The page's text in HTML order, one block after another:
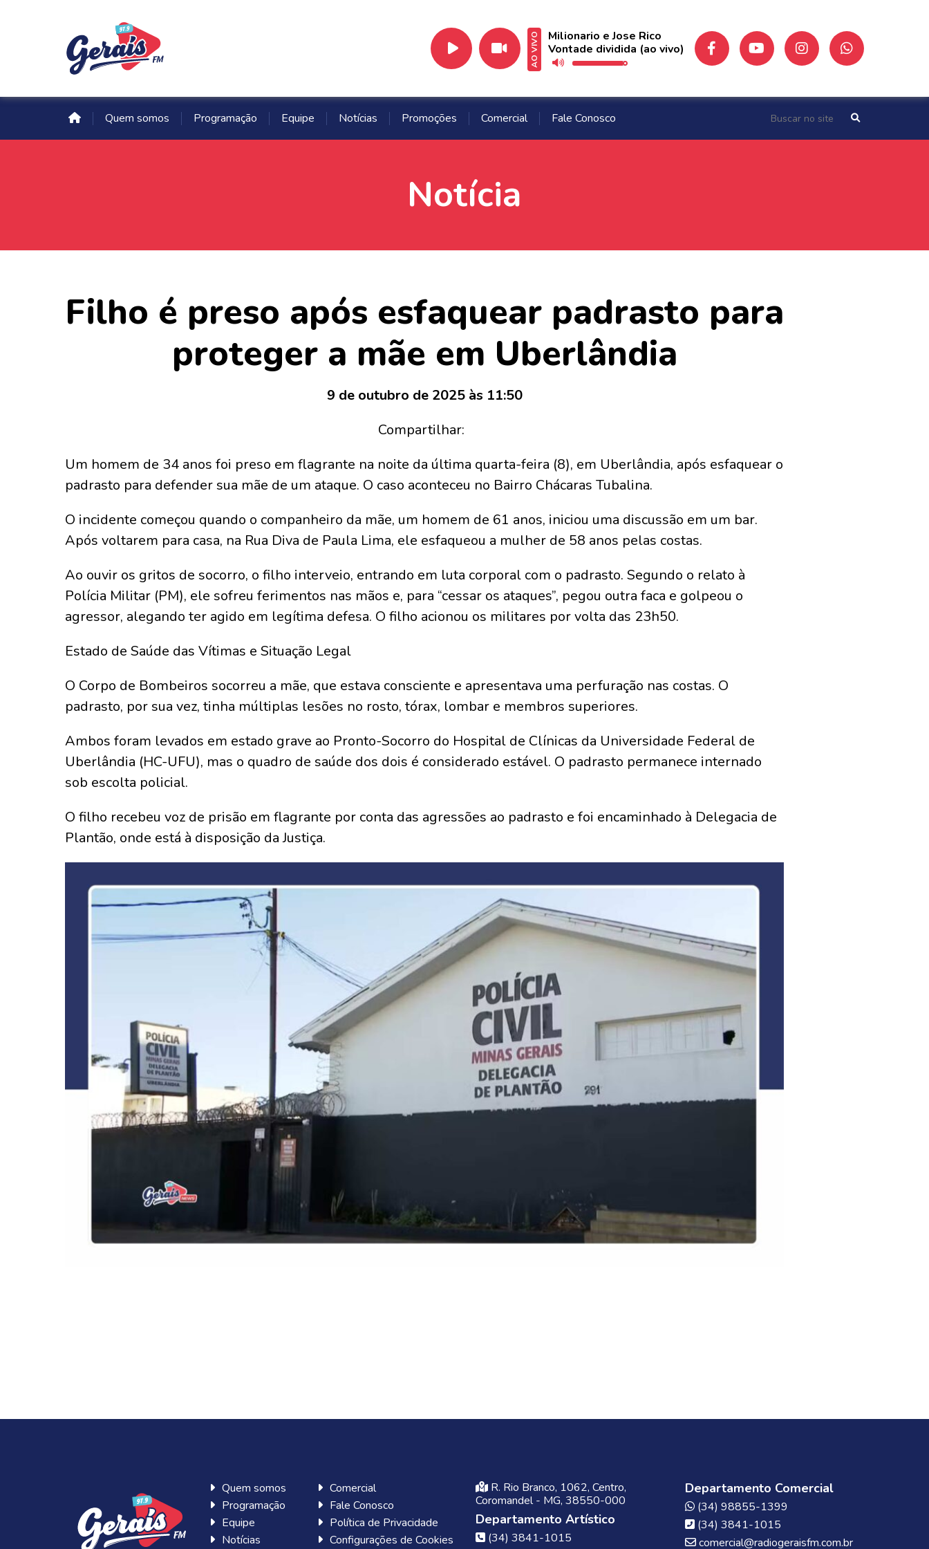
AO VIVO
Milionario e Jose Rico
Vontade dividida (ao vivo)
Quem somos Programação Equipe Notícias Promoções Comercial Fale Conosco
Notícia
Filho é preso após esfaquear padrasto para
proteger a mãe em Uberlândia
9 de outubro de 2025 às 11:50
Compartilhar:
Um homem de 34 anos foi preso em flagrante na noite da última quarta-feira (8), em Uberlândia, após esfaquear o
padrasto para defender sua mãe de um ataque. O caso aconteceu no Bairro Chácaras Tubalina.
O incidente começou quando o companheiro da mãe, um homem de 61 anos, iniciou uma discussão em um bar.
Após voltarem para casa, na Rua Diva de Paula Lima, ele esfaqueou a mulher de 58 anos pelas costas.
Ao ouvir os gritos de socorro, o filho interveio, entrando em luta corporal com o padrasto. Segundo o relato à
Polícia Militar (PM), ele sofreu ferimentos nas mãos e, para “cessar os ataques”, pegou outra faca e golpeou o
agressor, alegando ter agido em legítima defesa. O filho acionou os militares por volta das 23h50.
Estado de Saúde das Vítimas e Situação Legal
O Corpo de Bombeiros socorreu a mãe, que estava consciente e apresentava uma perfuração nas costas. O
padrasto, por sua vez, tinha múltiplas lesões no rosto, tórax, lombar e membros superiores.
Ambos foram levados em estado grave ao Pronto-Socorro do Hospital de Clínicas da Universidade Federal de
Uberlândia (HC-UFU), mas o quadro de saúde dos dois é considerado estável. O padrasto permanece internado
sob escolta policial.
O filho recebeu voz de prisão em flagrante por conta das agressões ao padrasto e foi encaminhado à Delegacia de
Plantão, onde está à disposição da Justiça.
Quem somos
Programação
Equipe
Notícias
Comercial
Fale Conosco
Política de Privacidade
Configurações de Cookies
R. Rio Branco, 1062, Centro,
Coromandel - MG, 38550-000
Departamento Artístico
(34) 3841-1015
Departamento Comercial
(34) 98855-1399
(34) 3841-1015
comercial@radiogeraisfm.com.br